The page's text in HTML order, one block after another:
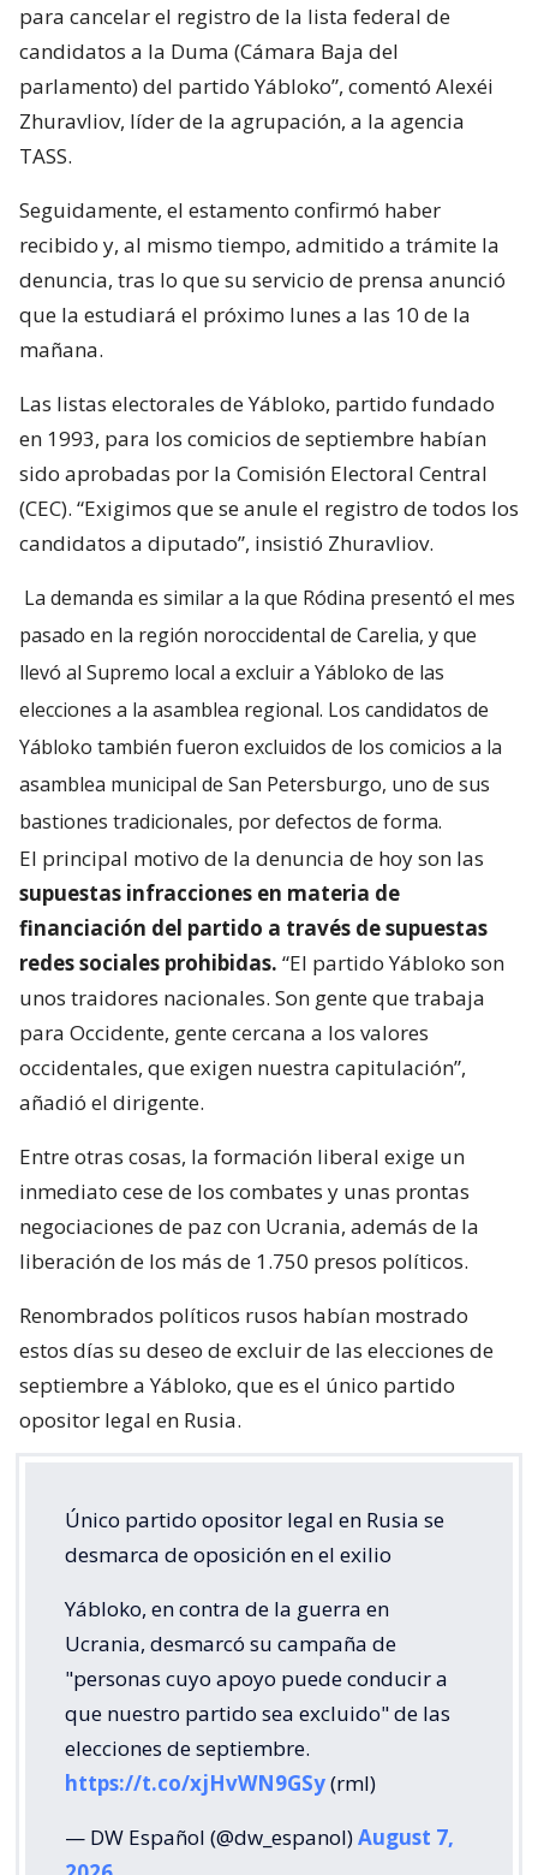
para cancelar el registro de la lista federal de
candidatos a la Duma (Cámara Baja del
parlamento) del partido Yábloko”, comentó Alexéi
Zhuravliov, líder de la agrupación, a la agencia
TASS.
Seguidamente, el estamento confirmó haber
recibido y, al mismo tiempo, admitido a trámite la
denuncia, tras lo que su servicio de prensa anunció
que la estudiará el próximo lunes a las 10 de la
mañana.
Las listas electorales de Yábloko, partido fundado
en 1993, para los comicios de septiembre habían
sido aprobadas por la Comisión Electoral Central
(CEC). “Exigimos que se anule el registro de todos los
candidatos a diputado”, insistió Zhuravliov.
La demanda es similar a la que Ródina presentó el mes
pasado en la región noroccidental de Carelia, y que
llevó al Supremo local a excluir a Yábloko de las
elecciones a la asamblea regional. Los candidatos de
Yábloko también fueron excluidos de los comicios a la
asamblea municipal de San Petersburgo, uno de sus
bastiones tradicionales, por defectos de forma.
El principal motivo de la denuncia de hoy son las
supuestas infracciones en materia de
financiación del partido a través de supuestas
redes sociales prohibidas. “El partido Yábloko son
unos traidores nacionales. Son gente que trabaja
para Occidente, gente cercana a los valores
occidentales, que exigen nuestra capitulación”,
añadió el dirigente.
Entre otras cosas, la formación liberal exige un
inmediato cese de los combates y unas prontas
negociaciones de paz con Ucrania, además de la
liberación de los más de 1.750 presos políticos.
Renombrados políticos rusos habían mostrado
estos días su deseo de excluir de las elecciones de
septiembre a Yábloko, que es el único partido
opositor legal en Rusia.
Único partido opositor legal en Rusia se
desmarca de oposición en el exilio
Yábloko, en contra de la guerra en
Ucrania, desmarcó su campaña de
"personas cuyo apoyo puede conducir a
que nuestro partido sea excluido" de las
elecciones de septiembre.
https://t.co/xjHvWN9GSy(rml)
— DW Español (@dw_espanol)August 7,